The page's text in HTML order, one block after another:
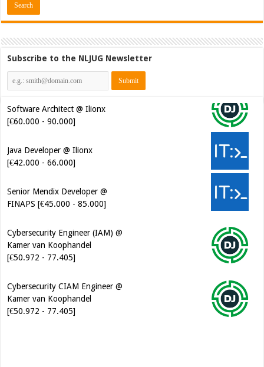
Subscribe to the NLJUG Newsletter
Java Developer @ Ilionx
[€42.000 - 66.000]
Senior Mendix Developer @
FINAPS [€45.000 - 85.000]
Cybersecurity Engineer (IAM) @
Kamer van Koophandel
Cybersecurity CIAM Engineer @
Kamer van Koophandel
Software Architect @ Ilionx
[€60.000 - 90.000]